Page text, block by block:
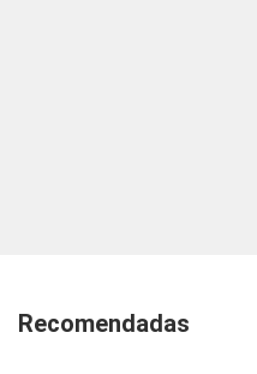
Recomendadas